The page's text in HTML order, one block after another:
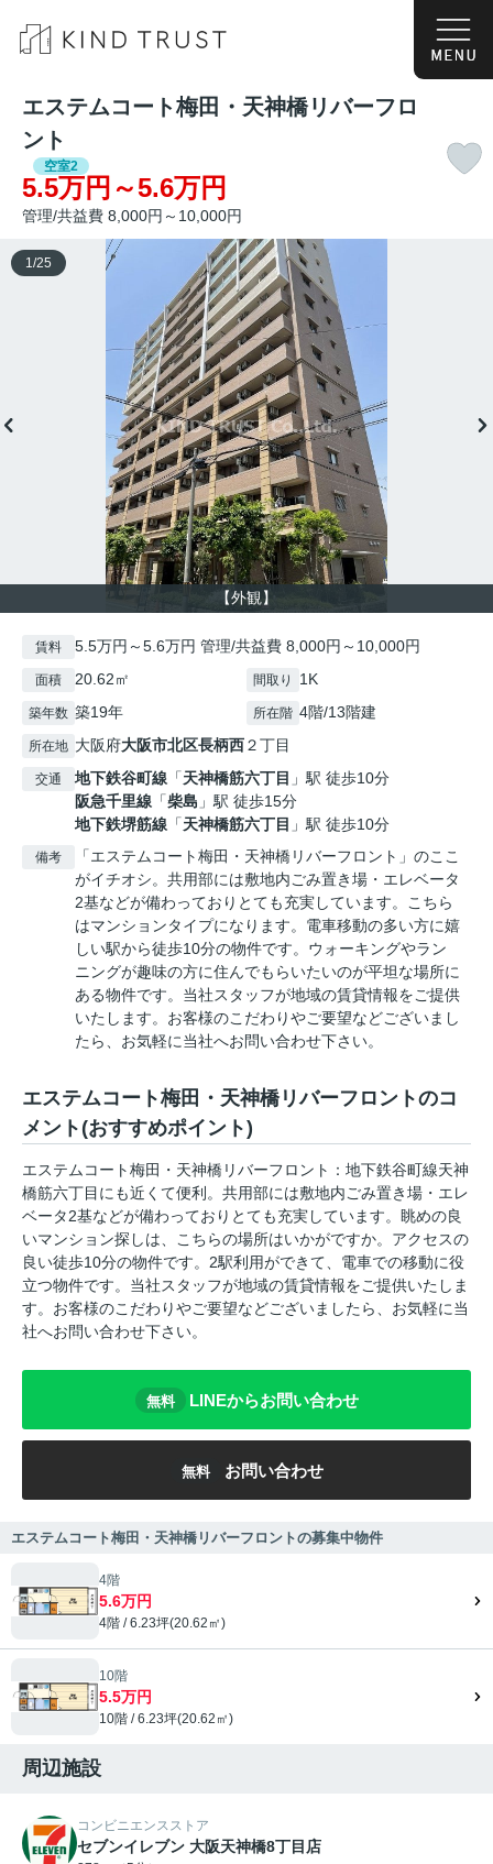
エステムコート梅田・天神橋リバーフロ
ント
空室2
5.5万円～5.6万円
管理/共益費 8,000円～10,000円
【外観】
1 /25
賃料 5.5万円～5.6万円 管理/共益費 8,000円～10,000円
面積 20.62㎡ 間取り 1K
築年数 築19年 所在階 4階/13階建
所在地 大阪府大阪市北区長柄西２丁目
交通 地下鉄谷町線 「天神橋筋六丁目 」駅 徒歩10分
阪急千里線 「柴島 」駅 徒歩15分
地下鉄堺筋線 「天神橋筋六丁目 」駅 徒歩10分
備考
「エステムコート梅田・天神橋リバーフロント」のここ
がイチオシ。共用部には敷地内ごみ置き場・エレベータ
2基などが備わっておりとても充実しています。こちら
はマンションタイプになります。電車移動の多い方に嬉
しい駅から徒歩10分の物件です。ウォーキングやラン
ニングが趣味の方に住んでもらいたいのが平坦な場所に
ある物件です。当社スタッフが地域の賃貸情報をご提供
いたします。お客様のこだわりやご要望などございまし
たら、お気軽に当社へお問い合わせ下さい。
エステムコート梅田・天神橋リバーフロントのコ
メント(おすすめポイント)
エステムコート梅田・天神橋リバーフロント：地下鉄谷町線天神
橋筋六丁目にも近くて便利。共用部には敷地内ごみ置き場・エレ
ベータ2基などが備わっておりとても充実しています。眺めの良
いマンション探しは、こちらの場所はいかがですか。アクセスの
良い徒歩10分の物件です。2駅利用ができて、電車での移動に役
立つ物件です。当社スタッフが地域の賃貸情報をご提供いたしま
す。お客様のこだわりやご要望などございましたら、お気軽に当
社へお問い合わせ下さい。
無料 LINEからお問い合わせ
無料 お問い合わせ
エステムコート梅田・天神橋リバーフロントの募集中物件
4階
5.6万円
4階 / 6.23坪(20.62㎡)
10階
5.5万円
10階 / 6.23坪(20.62㎡)
周辺施設
コンビニエンスストア
セブンイレブン 大阪天神橋8丁目店